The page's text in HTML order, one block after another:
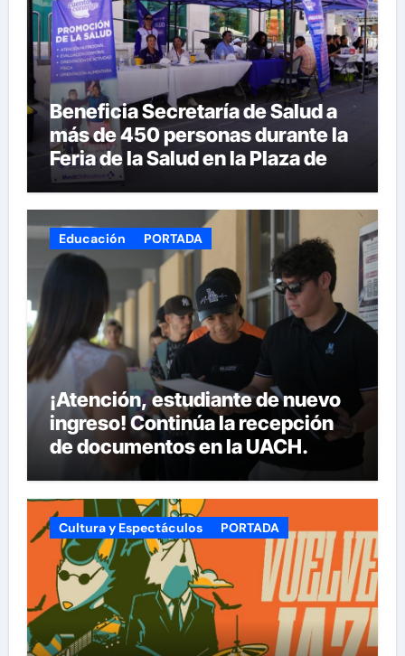
Beneficia Secretaría de Salud a
más de 450 personas durante la
Feria de la Salud en la Plaza de
Armas
Educación PORTADA
¡Atención, estudiante de nuevo
ingreso! Continúa la recepción
de documentos en la UACH.
Cultura y Espectáculos PORTADA